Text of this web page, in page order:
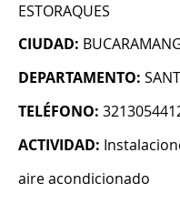
ESTORAQUES
CIUDAD:
DEPARTAMENTO:
TELÉFONO:
ACTIVIDAD:
aire acondicionado